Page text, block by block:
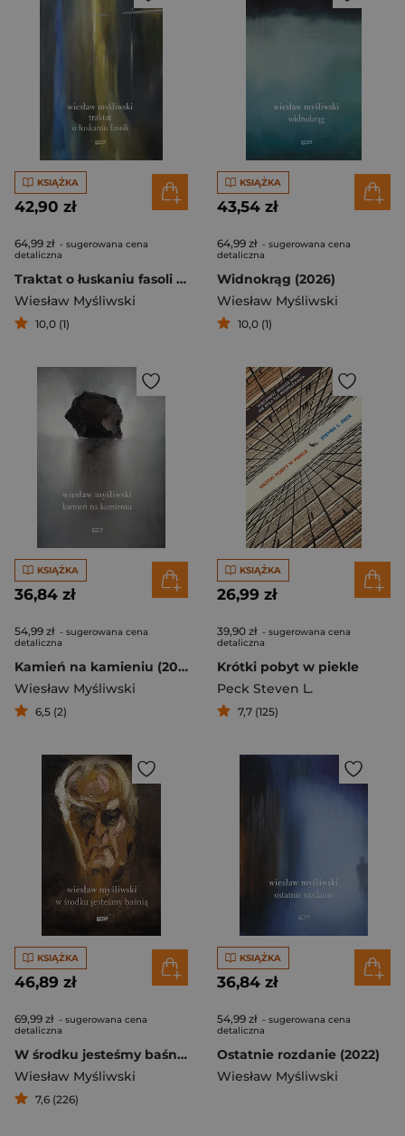
KSIĄŻKA
42,90 zł
64,99 zł - sugerowana cena
detaliczna
Traktat o łuskaniu fasoli (2026)
Wiesław Myśliwski
10,0 (1)
KSIĄŻKA
43,54 zł
64,99 zł - sugerowana cena
detaliczna
Widnokrąg (2026)
Wiesław Myśliwski
10,0 (1)
KSIĄŻKA
36,84 zł
54,99 zł - sugerowana cena
detaliczna
Kamień na kamieniu (2022)
Wiesław Myśliwski
6,5 (2)
KSIĄŻKA
26,99 zł
39,90 zł - sugerowana cena
detaliczna
Krótki pobyt w piekle
Peck Steven L.
7,7 (125)
KSIĄŻKA
46,89 zł
69,99 zł - sugerowana cena
detaliczna
W środku jesteśmy baśnią. Mowy i rozmowy
Wiesław Myśliwski
7,6 (226)
KSIĄŻKA
36,84 zł
54,99 zł - sugerowana cena
detaliczna
Ostatnie rozdanie (2022)
Wiesław Myśliwski